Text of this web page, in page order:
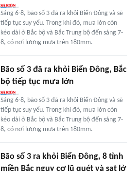
Sáng 6-8, bão số 3 đã ra khỏi Biển Đông và sẽ
tiếp tục suy yếu. Trong khi đó, mưa lớn còn
kéo dài ở Bắc bộ và Bắc Trung bộ đến sáng 7-
8, có nơi lượng mưa trên 180mm.
Bão số 3 đã ra khỏi Biển Đông, Bắc
bộ tiếp tục mưa lớn
Sáng 6-8, bão số 3 đã ra khỏi Biển Đông và sẽ
tiếp tục suy yếu. Trong khi đó, mưa lớn còn
kéo dài ở Bắc bộ và Bắc Trung bộ đến sáng 7-
8, có nơi lượng mưa trên 180mm.
Bão số 3 ra khỏi Biển Đông, 8 tỉnh
miền Bắc nguy cơ lũ quét và sạt lở